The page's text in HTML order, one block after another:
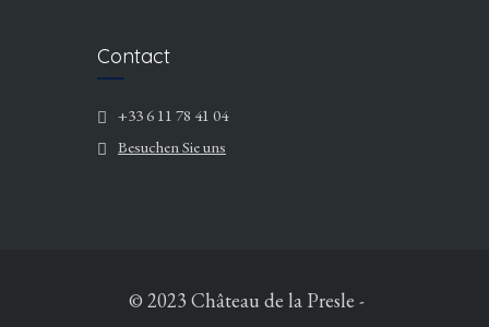
Contact
+33 6 11 78 41 04
Besuchen Sie uns
© 2023 Château de la Presle -